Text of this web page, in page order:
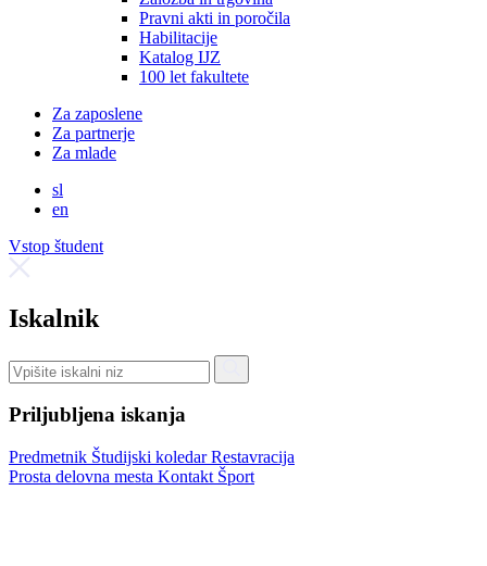
Pravni akti in poročila
Habilitacije
Katalog IJZ
100 let fakultete
Za zaposlene
Za partnerje
Za mlade
sl
en
Vstop študent
Iskalnik
Priljubljena iskanja
Predmetnik Študijski koledarRestavracija
Prosta delovna mesta Kontakt Šport